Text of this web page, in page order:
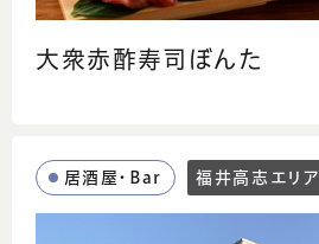
大衆赤酢寿司ぼんた
居酒屋・Bar 福井高志エリア